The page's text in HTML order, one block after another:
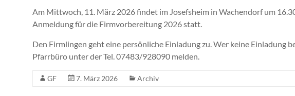
Am Mittwoch, 11. März 2026 findet im Josefsheim in Wachendorf um
Anmeldung für die Firmvorbereitung 2026 statt.
Den Firmlingen geht eine persönliche Einladung zu. Wer keine Einladung
Pfarrbüro unter der Tel. 07483/928090 melden.
GF 7. März 2026 Archiv